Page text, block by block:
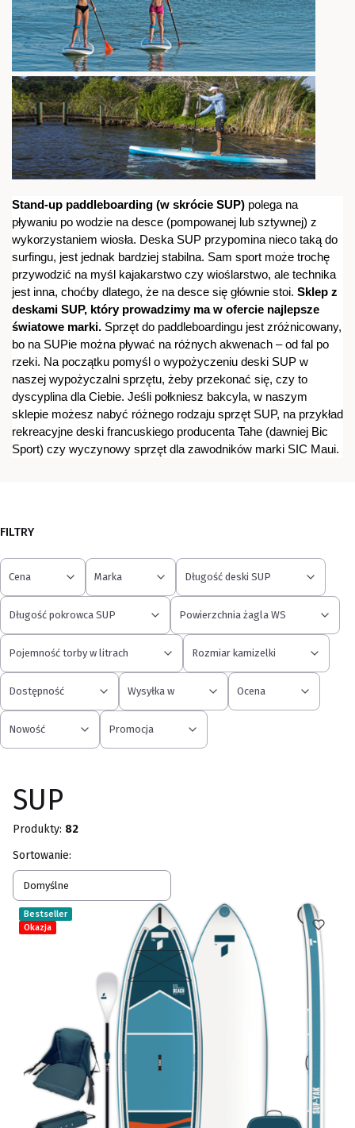
Stand-up paddleboarding (w skrócie SUP) polega na
pływaniu po wodzie na desce (pompowanej lub sztywnej) z
wykorzystaniem wiosła. Deska SUP przypomina nieco taką do
surfingu, jest jednak bardziej stabilna. Sam sport może trochę
przywodzić na myśl kajakarstwo czy wioślarstwo, ale technika
jest inna, choćby dlatego, że na desce się głównie stoi. Sklep z
deskami SUP, który prowadzimy ma w ofercie najlepsze
światowe marki. Sprzęt do paddleboardingu jest zróżnicowany,
bo na SUPie można pływać na różnych akwenach – od fal po
rzeki. Na początku pomyśl o wypożyczeniu deski SUP w
naszej wypożyczalni sprzętu, żeby przekonać się, czy to
dyscyplina dla Ciebie. Jeśli połkniesz bakcyla, w naszym
sklepie możesz nabyć różnego rodzaju sprzęt SUP, na przykład
rekreacyjne deski francuskiego producenta Tahe (dawniej Bic
Sport) czy wyczynowy sprzęt dla zawodników marki SIC Maui.
FILTRY
Cena Marka Długość deski SUP
Długość pokrowca SUP Powierzchnia żagla WS
Pojemność torby w litrach Rozmiar kamizelki
Dostępność Wysyłka w Ocena
Nowość Promocja
SUP
Produkty: 82
Lista produktów
Sortowanie:
Domyślne
Okazja
Bestseller